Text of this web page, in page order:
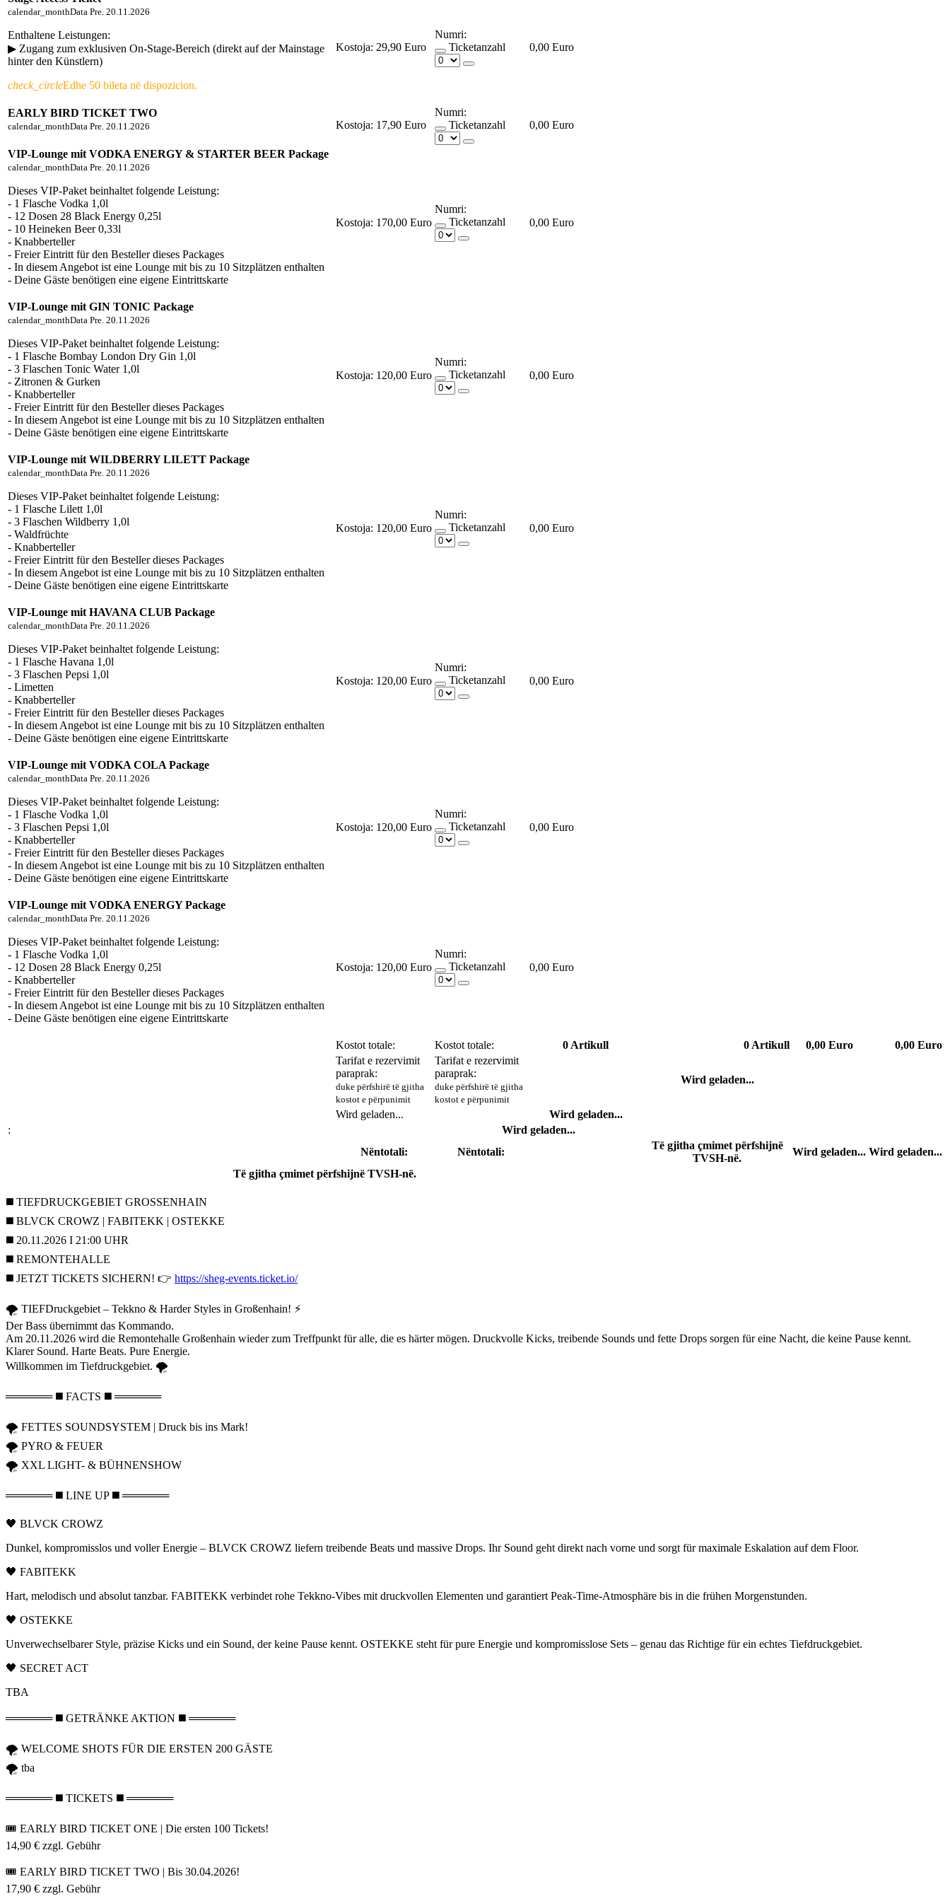
calendar_monthData Pre. 20.11.2026
Enthaltene Leistungen:
▶︎ Zugang zum exklusiven On-Stage-Bereich (direkt auf der Mainstage
hinter den Künstlern)
check_circleEdhe 50 bileta në dispozicion.
Kostoja: 29,90 Euro
Numri:
Ticketanzahl
0,00 Euro
EARLY BIRD TICKET TWO
calendar_monthData Pre. 20.11.2026 Kostoja: 17,90 Euro
Numri:
Ticketanzahl
0,00 Euro
VIP-Lounge mit VODKA ENERGY & STARTER BEER Package
calendar_monthData Pre. 20.11.2026
Dieses VIP-Paket beinhaltet folgende Leistung:
- 1 Flasche Vodka 1,0l
- 12 Dosen 28 Black Energy 0,25l
- 10 Heineken Beer 0,33l
- Knabberteller
- Freier Eintritt für den Besteller dieses Packages
- In diesem Angebot ist eine Lounge mit bis zu 10 Sitzplätzen enthalten
- Deine Gäste benötigen eine eigene Eintrittskarte
Kostoja: 170,00 Euro
Numri:
Ticketanzahl
0,00 Euro
VIP-Lounge mit GIN TONIC Package
calendar_monthData Pre. 20.11.2026
Dieses VIP-Paket beinhaltet folgende Leistung:
- 1 Flasche Bombay London Dry Gin 1,0l
- 3 Flaschen Tonic Water 1,0l
- Zitronen & Gurken
- Knabberteller
- Freier Eintritt für den Besteller dieses Packages
- In diesem Angebot ist eine Lounge mit bis zu 10 Sitzplätzen enthalten
- Deine Gäste benötigen eine eigene Eintrittskarte
Kostoja: 120,00 Euro
Numri:
Ticketanzahl
0,00 Euro
VIP-Lounge mit WILDBERRY LILETT Package
calendar_monthData Pre. 20.11.2026
Dieses VIP-Paket beinhaltet folgende Leistung:
- 1 Flasche Lilett 1,0l
- 3 Flaschen Wildberry 1,0l
- Waldfrüchte
- Knabberteller
- Freier Eintritt für den Besteller dieses Packages
- In diesem Angebot ist eine Lounge mit bis zu 10 Sitzplätzen enthalten
- Deine Gäste benötigen eine eigene Eintrittskarte
Kostoja: 120,00 Euro
Numri:
Ticketanzahl
0,00 Euro
VIP-Lounge mit HAVANA CLUB Package
calendar_monthData Pre. 20.11.2026
Dieses VIP-Paket beinhaltet folgende Leistung:
- 1 Flasche Havana 1,0l
- 3 Flaschen Pepsi 1,0l
- Limetten
- Knabberteller
- Freier Eintritt für den Besteller dieses Packages
- In diesem Angebot ist eine Lounge mit bis zu 10 Sitzplätzen enthalten
- Deine Gäste benötigen eine eigene Eintrittskarte
Kostoja: 120,00 Euro
Numri:
Ticketanzahl
0,00 Euro
VIP-Lounge mit VODKA COLA Package
calendar_monthData Pre. 20.11.2026
Dieses VIP-Paket beinhaltet folgende Leistung:
- 1 Flasche Vodka 1,0l
- 3 Flaschen Pepsi 1,0l
- Knabberteller
- Freier Eintritt für den Besteller dieses Packages
- In diesem Angebot ist eine Lounge mit bis zu 10 Sitzplätzen enthalten
- Deine Gäste benötigen eine eigene Eintrittskarte
Kostoja: 120,00 Euro
Numri:
Ticketanzahl
0,00 Euro
VIP-Lounge mit VODKA ENERGY Package
calendar_monthData Pre. 20.11.2026
Dieses VIP-Paket beinhaltet folgende Leistung:
- 1 Flasche Vodka 1,0l
- 12 Dosen 28 Black Energy 0,25l
- Knabberteller
- Freier Eintritt für den Besteller dieses Packages
- In diesem Angebot ist eine Lounge mit bis zu 10 Sitzplätzen enthalten
- Deine Gäste benötigen eine eigene Eintrittskarte
Kostoja: 120,00 Euro
Numri:
Ticketanzahl
0,00 Euro
Kostot totale: Kostot totale: 0 Artikull 0 Artikull 0,00 Euro
0,00 Euro
Tarifat e rezervimit
paraprak:
duke përfshirë të gjitha
kostot e përpunimit
Tarifat e rezervimit
paraprak:
duke përfshirë të gjitha
kostot e përpunimit
Wird geladen...
Wird geladen...
Wird geladen...
:
Wird geladen...
Nëntotali:
Nëntotali:
Të gjitha çmimet përfshijnë
TVSH-në.
Wird geladen... Wird geladen...
Të gjitha çmimet përfshijnë TVSH-në.
◼️ TIEFDRUCKGEBIET GROSSENHAIN
◼️ BLVCK CROWZ | FABITEKK | OSTEKKE
◼️ 20.11.2026 I 21:00 UHR
◼️ REMONTEHALLE
◼️ JETZT TICKETS SICHERN! 👉 https://sheg-events.ticket.io/
🌪️ TIEFDruckgebiet – Tekkno & Harder Styles in Großenhain! ⚡
Der Bass übernimmt das Kommando.
Am 20.11.2026 wird die Remontehalle Großenhain wieder zum Treffpunkt für alle, die es härter mögen. Druckvolle Kicks, treibende Sounds und fette Drops sorgen für eine Nacht, die keine Pause kennt.
Klarer Sound. Harte Beats. Pure Energie.
Willkommen im Tiefdruckgebiet. 🌪️
══════ ◼️ FACTS ◼️ ══════
🌪️ FETTES SOUNDSYSTEM | Druck bis ins Mark!
🌪️ PYRO & FEUER
🌪️ XXL LIGHT- & BÜHNENSHOW
══════ ◼️ LINE UP ◼️ ══════
🖤 BLVCK CROWZ
Dunkel, kompromisslos und voller Energie – BLVCK CROWZ liefern treibende Beats und massive Drops. Ihr Sound geht direkt nach vorne und sorgt für maximale Eskalation auf dem Floor.
🖤 FABITEKK
Hart, melodisch und absolut tanzbar. FABITEKK verbindet rohe Tekkno-Vibes mit druckvollen Elementen und garantiert Peak-Time-Atmosphäre bis in die frühen Morgenstunden.
🖤 OSTEKKE
Unverwechselbarer Style, präzise Kicks und ein Sound, der keine Pause kennt. OSTEKKE steht für pure Energie und kompromisslose Sets – genau das Richtige für ein echtes Tiefdruckgebiet.
🖤 SECRET ACT
TBA
══════ ◼️ GETRÄNKE AKTION ◼️ ══════
🌪️ WELCOME SHOTS FÜR DIE ERSTEN 200 GÄSTE
🌪️ tba
══════ ◼️ TICKETS ◼️ ══════
🎟️ EARLY BIRD TICKET ONE | Die ersten 100 Tickets!
14,90 € zzgl. Gebühr
🎟️ EARLY BIRD TICKET TWO | Bis 30.04.2026!
17,90 € zzgl. Gebühr